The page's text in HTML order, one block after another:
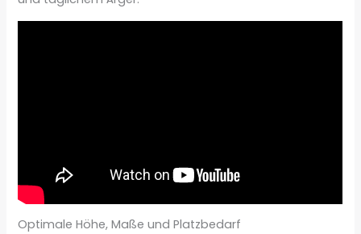
Optimale Höhe, Maße und Platzbedarf